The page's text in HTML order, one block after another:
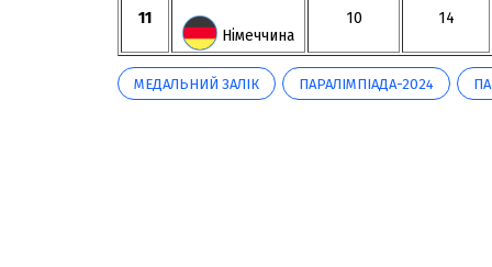
11
Німеччина
10 14
МЕДАЛЬНИЙ ЗАЛІК ПАРАЛІМПІАДА-2024